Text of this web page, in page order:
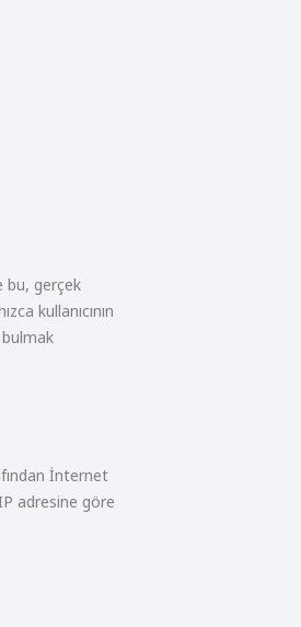
bu, gerçek
kullanıcının
İnternet
adresine göre